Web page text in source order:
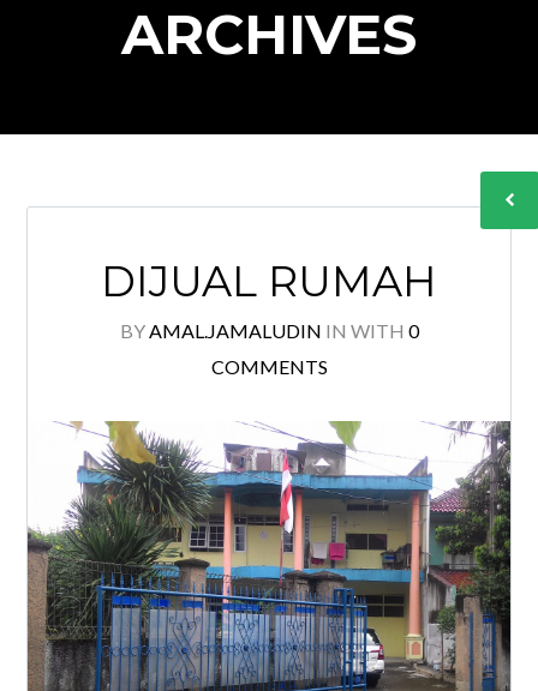
ARCHIVES
DIJUAL RUMAH
BYAMAL.JAMALUDIN IN WITH 0
COMMENTS